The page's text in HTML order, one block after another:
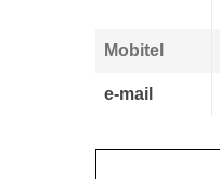
Mobitel
e-mail